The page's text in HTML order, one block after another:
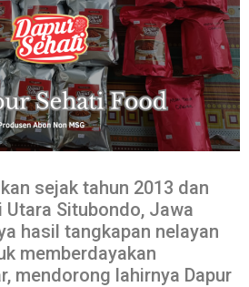
sejak tahun 2013 dan
Situbondo, Jawa
hasil tangkapan nelayan
memberdayakan
mendorong lahirnya Dapur